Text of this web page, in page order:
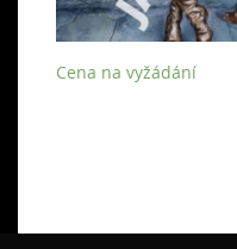
Cena na vyžádání